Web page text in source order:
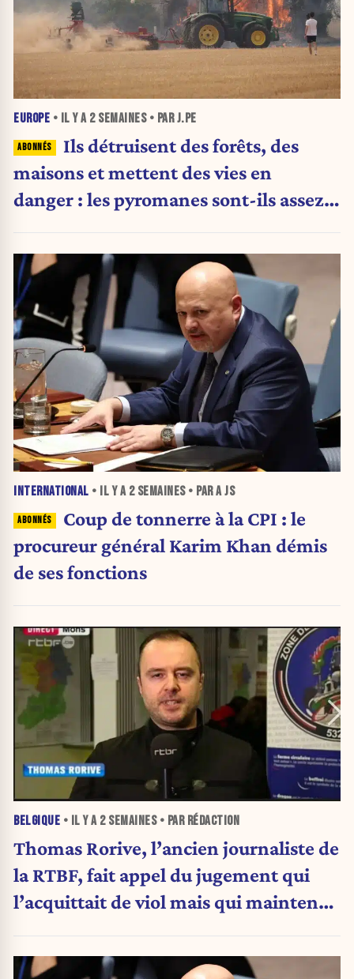
EUROPE • IL Y A 2 SEMAINES• PAR J.PE
Ils détruisent des forêts, des
maisons et mettent des vies en
danger : les pyromanes sont-ils assez
INTERNATIONAL • IL Y A 2 SEMAINES• PAR A JS
Coup de tonnerre à la CPI : le
procureur général Karim Khan démis
de ses fonctions
BELGIQUE • IL Y A 2 SEMAINES• PAR RÉDACTION
Thomas Rorive, l’ancien journaliste de
la RTBF, fait appel du jugement qui
l’acquittait de viol mais qui maintenait